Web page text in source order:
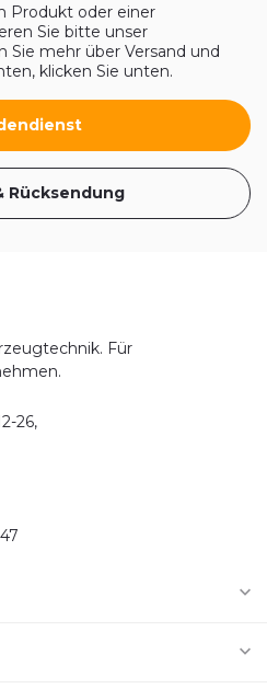
Produkt oder einer
Sie bitte unser
Sie mehr über Versand und
klicken Sie unten.
Rücksendung
Für
26,